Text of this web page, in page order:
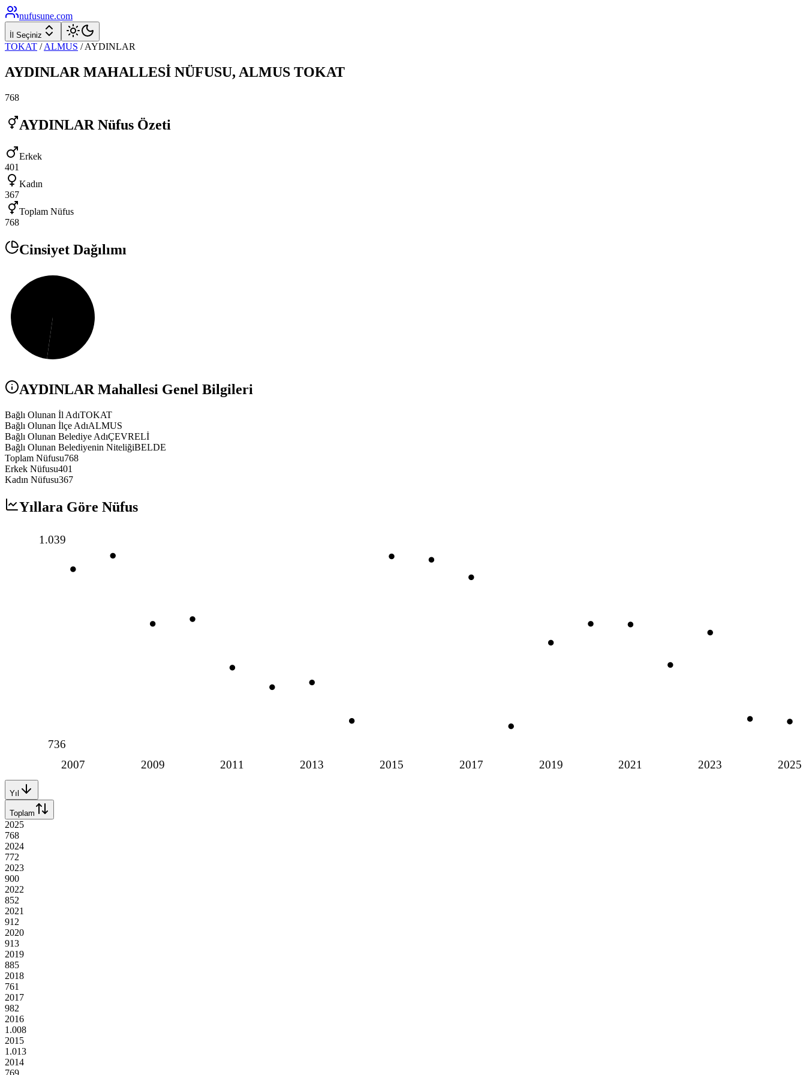
nufusune.com
İl Seçiniz
TOKAT / ALMUS /AYDINLAR
AYDINLAR MAHALLESİ NÜFUSU, ALMUS TOKAT
768
AYDINLAR Nüfus Özeti
Erkek
401
Kadın
367
Toplam Nüfus
768
Cinsiyet Dağılımı
AYDINLARMahallesi Genel Bilgileri
Bağlı Olunan İl AdıTOKAT
Bağlı Olunan İlçe AdıALMUS
Bağlı Olunan Belediye AdıÇEVRELİ
Bağlı Olunan Belediyenin NiteliğiBELDE
Toplam Nüfusu768
Erkek Nüfusu401
Kadın Nüfusu367
Yıllara Göre Nüfus
2007 2009 2011 2013 2015 2017 2019 2021 2023 2025
1.039
736
Yıl
Toplam
2025
768
2024
772
2023
900
2022
852
2021
912
2020
913
2019
885
2018
761
2017
982
2016
1.008
2015
1.013
2014